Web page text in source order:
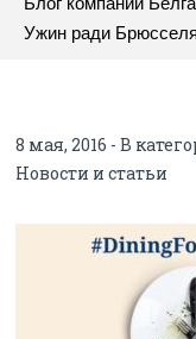
Ужин ради Брюсселя
8 мая, 2016 - В
Новости и статьи